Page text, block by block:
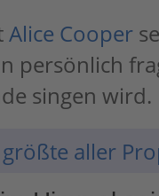
Alice Cooper
persönlich
singen wird.
aller